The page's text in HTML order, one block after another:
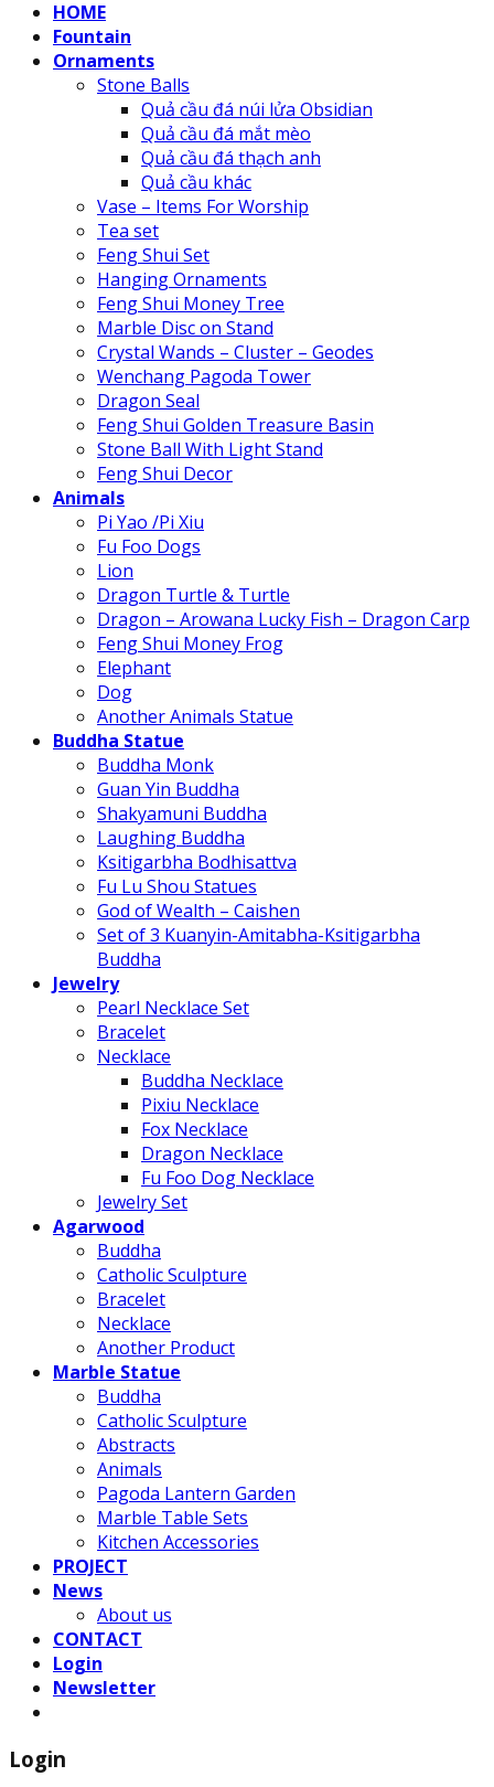
HOME
Fountain
Ornaments
Stone Balls
Quả cầu đá núi lửa Obsidian
Quả cầu đá mắt mèo
Quả cầu đá thạch anh
Quả cầu khác
Vase – Items For Worship
Tea set
Feng Shui Set
Hanging Ornaments
Feng Shui Money Tree
Marble Disc on Stand
Crystal Wands – Cluster – Geodes
Wenchang Pagoda Tower
Dragon Seal
Feng Shui Golden Treasure Basin
Stone Ball With Light Stand
Feng Shui Decor
Animals
Pi Yao /Pi Xiu
Fu Foo Dogs
Lion
Dragon Turtle & Turtle
Dragon – Arowana Lucky Fish – Dragon Carp
Feng Shui Money Frog
Elephant
Dog
Another Animals Statue
Buddha Statue
Buddha Monk
Guan Yin Buddha
Shakyamuni Buddha
Laughing Buddha
Ksitigarbha Bodhisattva
Fu Lu Shou Statues
God of Wealth – Caishen
Set of 3 Kuanyin-Amitabha-Ksitigarbha
Buddha
Jewelry
Pearl Necklace Set
Bracelet
Necklace
Buddha Necklace
Pixiu Necklace
Fox Necklace
Dragon Necklace
Fu Foo Dog Necklace
Jewelry Set
Agarwood
Buddha
Catholic Sculpture
Bracelet
Necklace
Another Product
Marble Statue
Buddha
Catholic Sculpture
Abstracts
Animals
Pagoda Lantern Garden
Marble Table Sets
Kitchen Accessories
PROJECT
News
About us
CONTACT
Login
Newsletter
Login